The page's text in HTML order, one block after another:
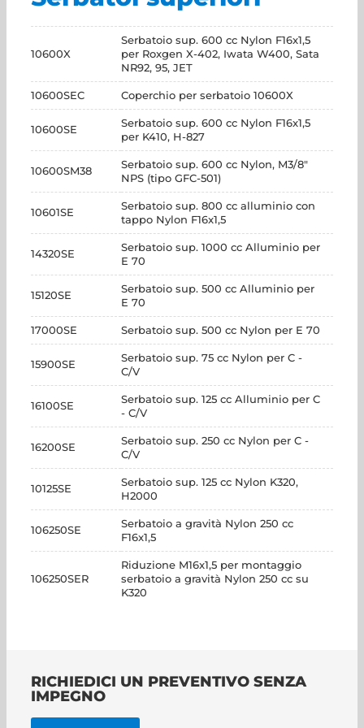
10600X
Serbatoio sup. 600 cc Nylon F16x1,5
per Roxgen X-402, Iwata W400, Sata
NR92, 95, JET
10600SEC Coperchio per serbatoio 10600X
10600SE
Serbatoio sup. 600 cc Nylon F16x1,5
per K410, H-827
10600SM38
Serbatoio sup. 600 cc Nylon, M3/8"
NPS (tipo GFC-501)
10601SE
Serbatoio sup. 800 cc alluminio con
tappo Nylon F16x1,5
14320SE
Serbatoio sup. 1000 cc Alluminio per
E 70
15120SE
Serbatoio sup. 500 cc Alluminio per
E 70
17000SE Serbatoio sup. 500 cc Nylon per E 70
15900SE
Serbatoio sup. 75 cc Nylon per C -
C/V
16100SE
Serbatoio sup. 125 cc Alluminio per C
- C/V
16200SE
Serbatoio sup. 250 cc Nylon per C -
C/V
10125SE
Serbatoio sup. 125 cc Nylon K320,
H2000
106250SE
Serbatoio a gravità Nylon 250 cc
F16x1,5
106250SER
Riduzione M16x1,5 per montaggio
serbatoio a gravità Nylon 250 cc su
K320
RICHIEDICI UN PREVENTIVO SENZA
IMPEGNO